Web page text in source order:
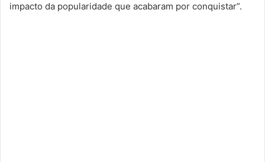
impacto da popularidade que acabaram por conquistar”.